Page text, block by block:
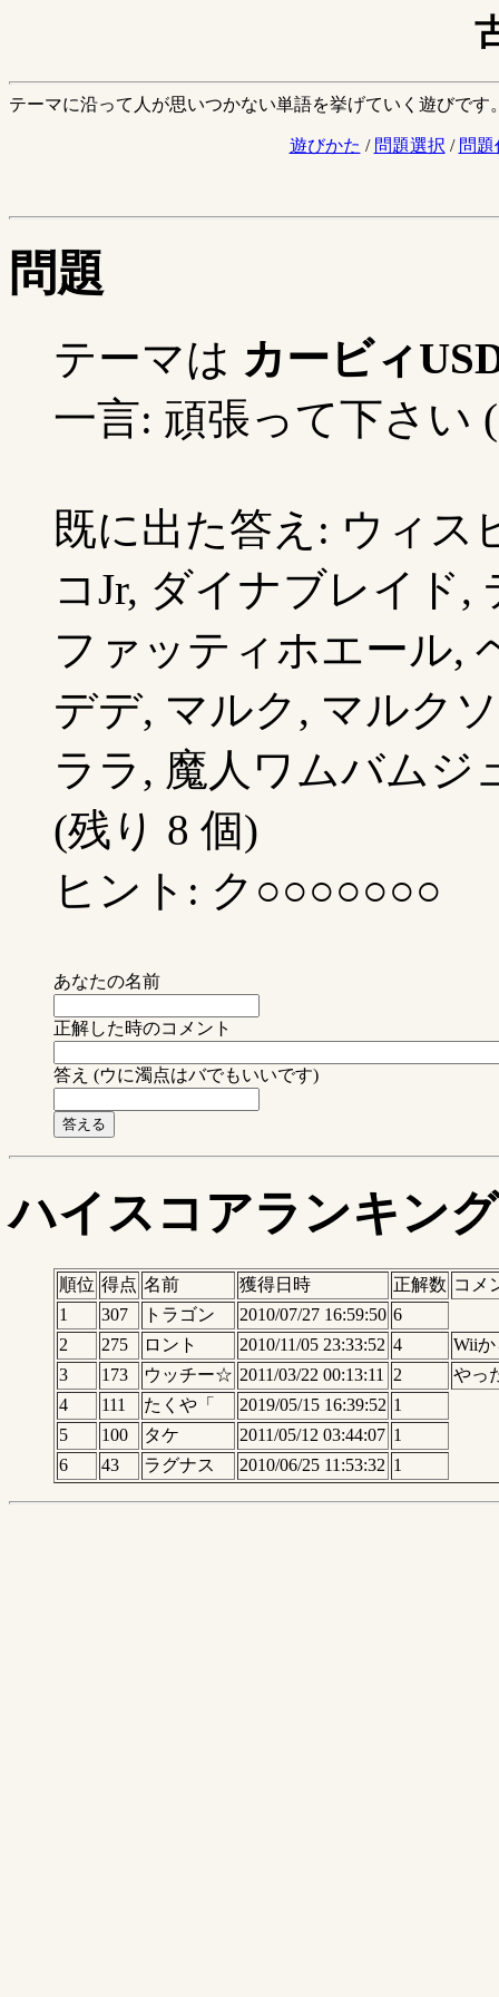
テーマに沿って人が思いつかない単語を挙げていく遊びです
遊びかた / 問題選択 / 問題
問題
テーマは カービィ
一言: 頑張って下さい
既に出た答え: ウィス
コJr, ダイナブレイド
ファッティホエール,
デデ, マルク, マルク
ララ, 魔人ワムバムジ
(残り 8 個)
ヒント: ク○○○○○○○
あなたの名前
正解した時のコメント
答え (ウに濁点はバでもいいです)
ハイスコアランキング
順位 得点 名前 獲得日時 正解数 コメ
1
307 トラゴン 2010/07/27 16:59:50 6
2
275 ロント 2010/11/05 23:33:52 4
Wii
3
173 ウッチー☆ 2011/03/22 00:13:11 2
やっ
4
111 たくや「 2019/05/15 16:39:52 1
5
100 タケ 2011/05/12 03:44:07 1
6
43 ラグナス 2010/06/25 11:53:32 1